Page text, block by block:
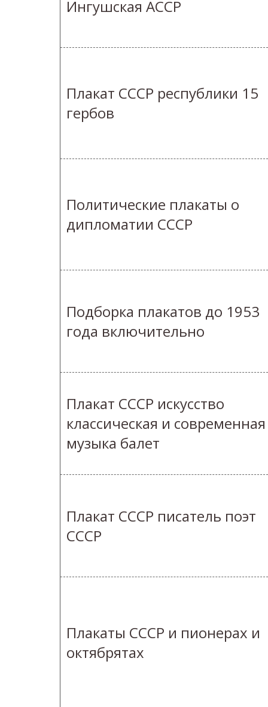
Ингушская АССР
Плакат СССР республики 15
гербов
Политические плакаты о
дипломатии СССР
Подборка плакатов до 1953
года включительно
Плакат СССР искусство
классическая и современная
музыка балет
Плакат СССР писатель поэт
СССР
Плакаты СССР и пионерах и
октябрятах